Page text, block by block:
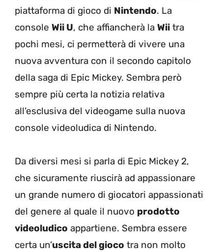
piattaforma di gioco di Nintendo. La
console Wii U, che affiancherà la Wii tra
pochi mesi, ci permetterà di vivere una
nuova avventura con il secondo capitolo
della saga di Epic Mickey. Sembra però
sempre più certa la notizia relativa
all’esclusiva del videogame sulla nuova
console videoludica di Nintendo.
Da diversi mesi si parla di Epic Mickey 2,
che sicuramente riuscirà ad appassionare
un grande numero di giocatori appassionati
del genere al quale il nuovo prodotto
videoludico appartiene. Sembra essere
certa un’uscita del gioco tra non molto